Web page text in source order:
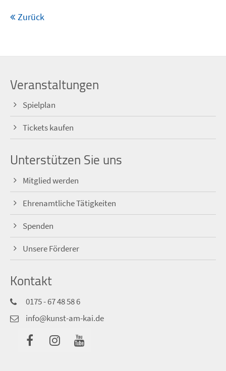
Zurück
Veranstaltungen
Spielplan
Tickets kaufen
Unterstützen Sie uns
Mitglied werden
Ehrenamtliche Tätigkeiten
Spenden
Unsere Förderer
Kontakt
0175 - 67 48 58 6
info@kunst-am-kai.de